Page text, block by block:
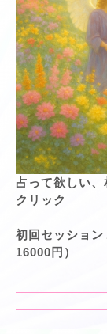
占って欲しい
クリック
初回セッショ
16000円）